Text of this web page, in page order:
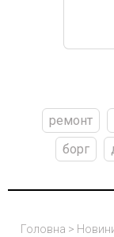
ремонт
борг
Головна >